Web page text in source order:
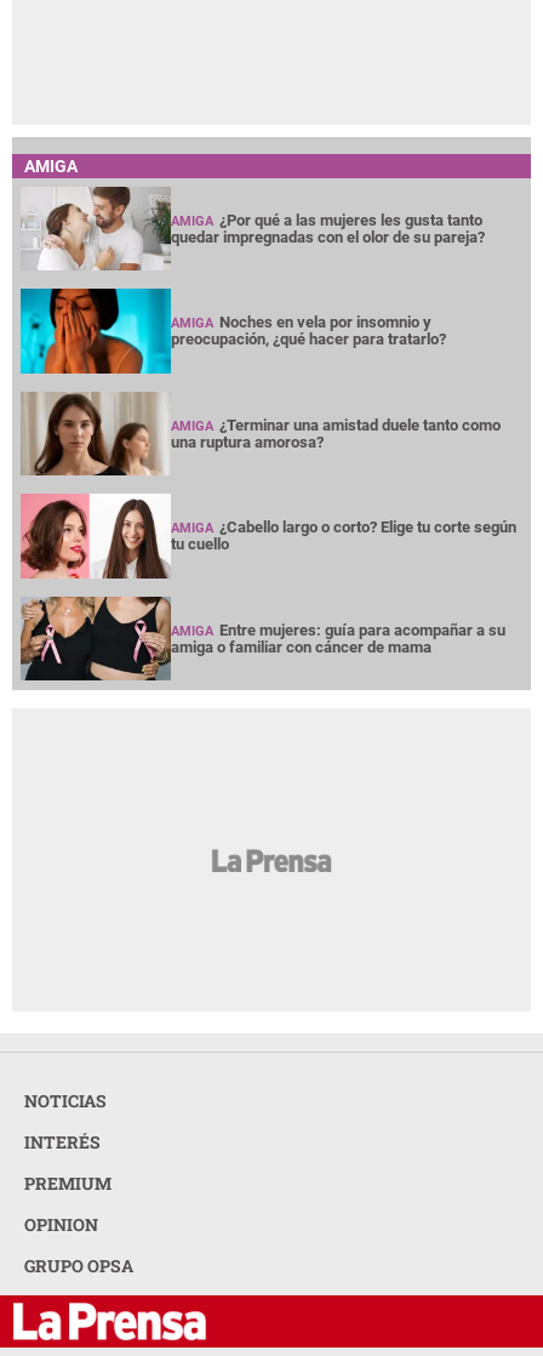
AMIGA
AMIGA ¿Por qué a las mujeres les gusta tanto
quedar impregnadas con el olor de su pareja?
AMIGA Noches en vela por insomnio y
preocupación, ¿qué hacer para tratarlo?
AMIGA ¿Terminar una amistad duele tanto como
una ruptura amorosa?
AMIGA ¿Cabello largo o corto? Elige tu corte según
tu cuello
AMIGA Entre mujeres: guía para acompañar a su
amiga o familiar con cáncer de mama
NOTICIAS
INTERÉS
PREMIUM
OPINION
GRUPO OPSA